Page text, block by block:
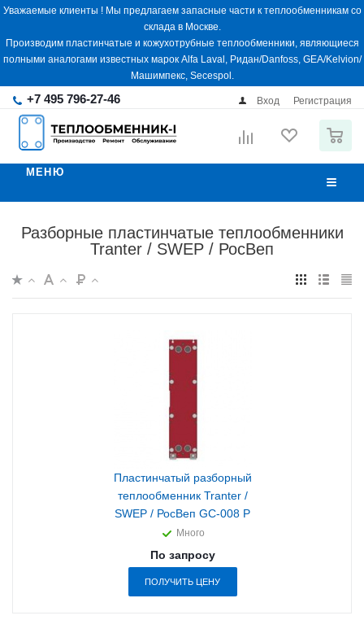
Уважаемые клиенты ! Мы предлагаем запасные части к теплообменникам со
склада в Москве.
Производим пластинчатые и кожухотрубные теплообменники, являющиеся
полными аналогами известных марок Alfa Laval, Ридан/Danfoss, GEA/Kelvion/
Машимпекс, Secespol.
+7 495 796-27-46 Вход Регистрация
МЕНЮ
Разборные пластинчатые теплообменники
Tranter / SWEP / РосВеп
Пластинчатый разборный
теплообменник Tranter /
SWEP / РосВеп GC-008 P
Много
По запросу
ПОЛУЧИТЬ ЦЕНУ